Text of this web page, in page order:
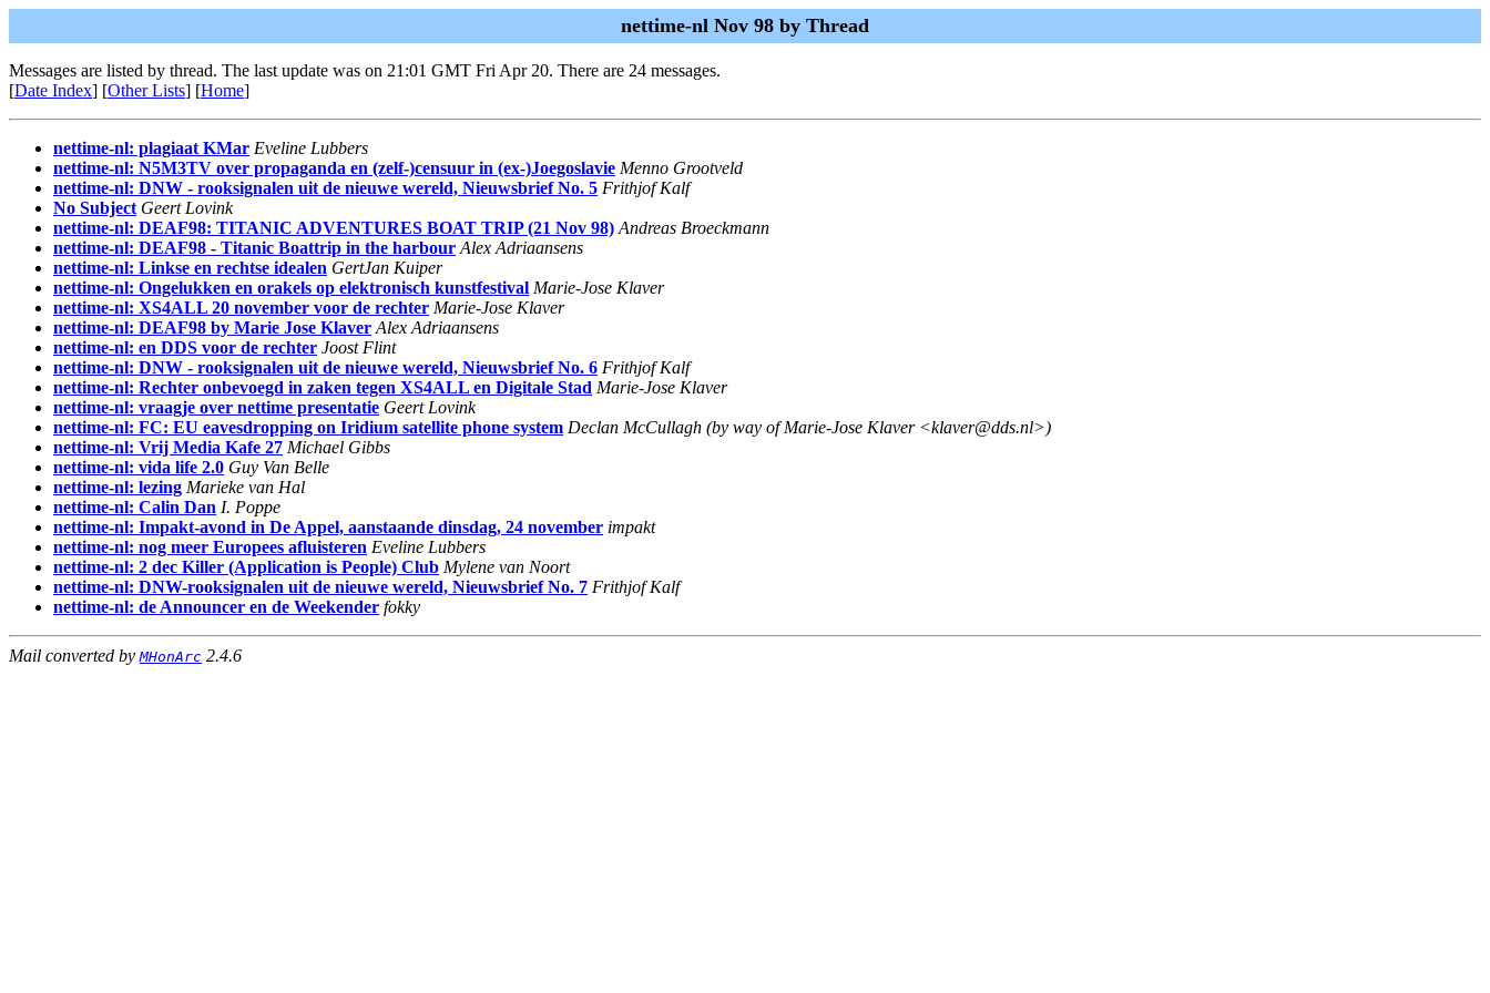
nettime-nl Nov 98 by Thread
Messages are listed by thread. The last update was on 21:01 GMT Fri Apr 20. There are 24 messages.
[Date Index] [Other Lists] [Home]
nettime-nl: plagiaat KMar Eveline Lubbers
nettime-nl: N5M3TV over propaganda en (zelf-)censuur in (ex-)Joegoslavie Menno Grootveld
nettime-nl: DNW - rooksignalen uit de nieuwe wereld, Nieuwsbrief No. 5 Frithjof Kalf
No Subject Geert Lovink
nettime-nl: DEAF98: TITANIC ADVENTURES BOAT TRIP (21 Nov 98) Andreas Broeckmann
nettime-nl: DEAF98 - Titanic Boattrip in the harbour Alex Adriaansens
nettime-nl: Linkse en rechtse idealen GertJan Kuiper
nettime-nl: Ongelukken en orakels op elektronisch kunstfestival Marie-Jose Klaver
nettime-nl: XS4ALL 20 november voor de rechter Marie-Jose Klaver
nettime-nl: DEAF98 by Marie Jose Klaver Alex Adriaansens
nettime-nl: en DDS voor de rechter Joost Flint
nettime-nl: DNW - rooksignalen uit de nieuwe wereld, Nieuwsbrief No. 6 Frithjof Kalf
nettime-nl: Rechter onbevoegd in zaken tegen XS4ALL en Digitale Stad Marie-Jose Klaver
nettime-nl: vraagje over nettime presentatie Geert Lovink
nettime-nl: FC: EU eavesdropping on Iridium satellite phone system Declan McCullagh (by way of Marie-Jose Klaver <klaver@dds.nl>)
nettime-nl: Vrij Media Kafe 27 Michael Gibbs
nettime-nl: vida life 2.0 Guy Van Belle
nettime-nl: lezing Marieke van Hal
nettime-nl: Calin Dan I. Poppe
nettime-nl: Impakt-avond in De Appel, aanstaande dinsdag, 24 november impakt
nettime-nl: nog meer Europees afluisteren Eveline Lubbers
nettime-nl: 2 dec Killer (Application is People) Club Mylene van Noort
nettime-nl: DNW-rooksignalen uit de nieuwe wereld, Nieuwsbrief No. 7 Frithjof Kalf
nettime-nl: de Announcer en de Weekender fokky
Mail converted by MHonArc 2.4.6